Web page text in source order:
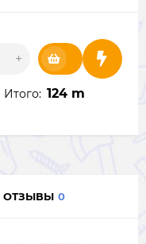
+
Итого: 124 m
ОТЗЫВЫ 0